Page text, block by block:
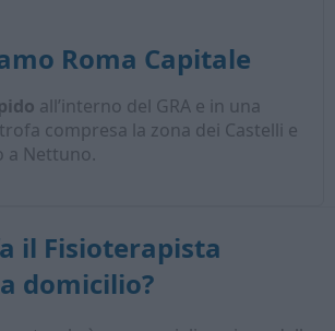
Roma Capitale
all’interno del GRA e in una
compresa la zona dei Castelli e
a Nettuno.
il Fisioterapista
domicilio?